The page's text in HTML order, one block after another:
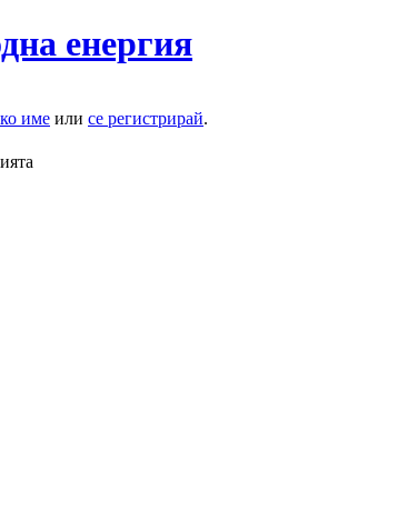
енергия
име или се регистрирай.